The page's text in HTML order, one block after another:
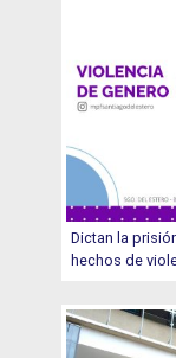
Dictan la
hechos de